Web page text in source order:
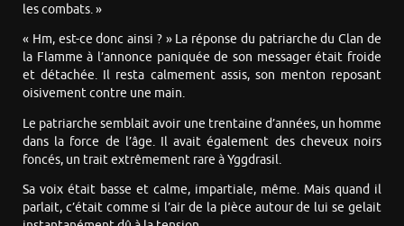
les combats. »
« Hm, est-ce donc ainsi ? » La réponse du patriarche du Clan de
la Flamme à l’annonce paniquée de son messager était froide
et détachée. Il resta calmement assis, son menton reposant
oisivement contre une main.
Le patriarche semblait avoir une trentaine d’années, un homme
dans la force de l’âge. Il avait également des cheveux noirs
foncés, un trait extrêmement rare à Yggdrasil.
Sa voix était basse et calme, impartiale, même. Mais quand il
parlait, c’était comme si l’air de la pièce autour de lui se gelait